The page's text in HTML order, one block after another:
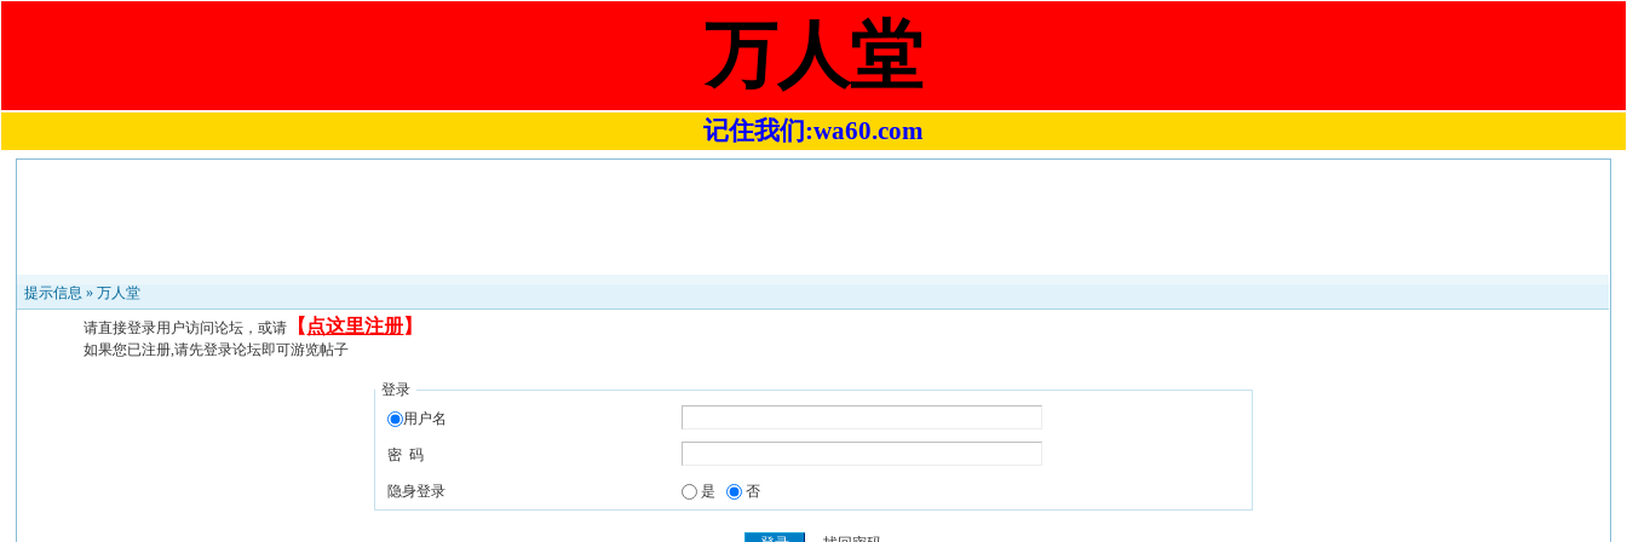
万人堂
记住我们:wa60.com
提示信息 »万人堂
请直接登录用户访问论坛，或请 【 点这里注册】
如果您已注册,请先登录论坛即可游览帖子
登录
用户名
密 码
隐身登录 是 否